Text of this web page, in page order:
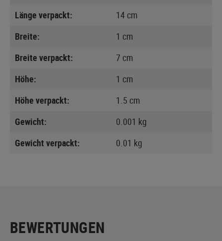
Länge verpackt:
14 cm
Breite:
1 cm
Breite verpackt:
7 cm
Höhe:
1 cm
Höhe verpackt:
1.5 cm
Gewicht:
0.001 kg
Gewicht verpackt:
0.01 kg
BEWERTUNGEN